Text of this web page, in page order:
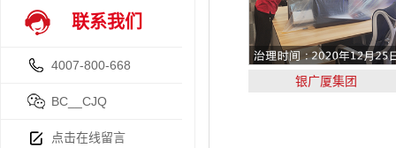
联系我们
4007-800-668
BC__CJQ
点击在线留言
银广厦集团